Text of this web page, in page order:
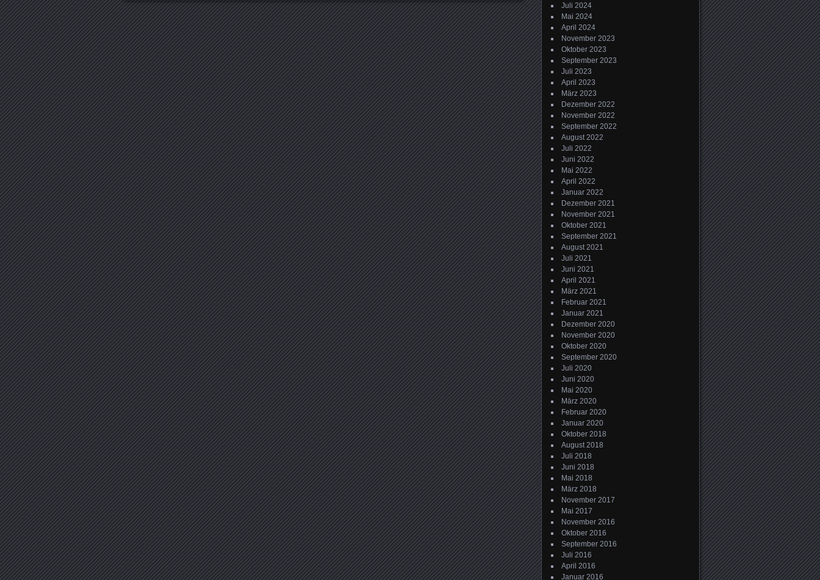
Juli 2024
Mai 2024
April 2024
November 2023
Oktober 2023
September 2023
Juli 2023
April 2023
März 2023
Dezember 2022
November 2022
September 2022
August 2022
Juli 2022
Juni 2022
Mai 2022
April 2022
Januar 2022
Dezember 2021
November 2021
Oktober 2021
September 2021
August 2021
Juli 2021
Juni 2021
April 2021
März 2021
Februar 2021
Januar 2021
Dezember 2020
November 2020
Oktober 2020
September 2020
Juli 2020
Juni 2020
Mai 2020
März 2020
Februar 2020
Januar 2020
Oktober 2018
August 2018
Juli 2018
Juni 2018
Mai 2018
März 2018
November 2017
Mai 2017
November 2016
Oktober 2016
September 2016
Juli 2016
April 2016
Januar 2016